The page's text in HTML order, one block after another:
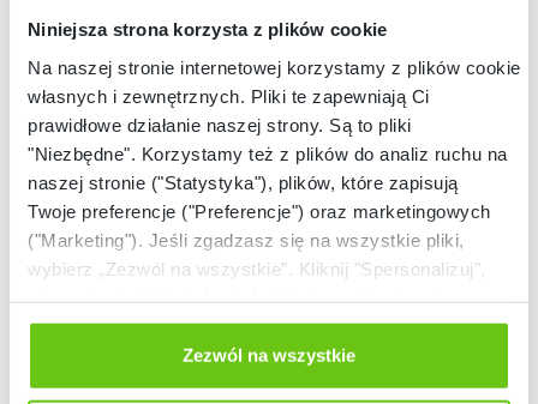
Niniejsza strona korzysta z plików cookie
Na naszej stronie internetowej korzystamy z plików cookie:
własnych i zewnętrznych. Pliki te zapewniają Ci
prawidłowe działanie naszej strony. Są to pliki
"Niezbędne". Korzystamy też z plików do analiz ruchu na
naszej stronie ("Statystyka"), plików, które zapisują
Twoje preferencje ("Preferencje") oraz marketingowych
("Marketing"). Jeśli zgadzasz się na wszystkie pliki,
wybierz „Zezwól na wszystkie”. Kliknij "Spersonalizuj",
Odmów zgody poprzez przycisk „Odmowa”. Wtedy
użyjemy tylko plików niezbędnych dla naszej strony.
Twój wybór możesz zmienić przez kliknięcie przycisku w
Zezwól na wszystkie
Dostępny
Stojak do pufek
Kod produktu:855628
155,90 zł
Ostatnie sztuki (19
szt.)
Zestaw pufek niskich
Kod produktu:855341
299,90 zł